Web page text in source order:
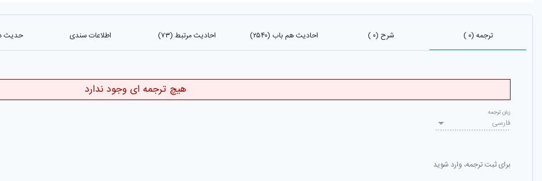
ترجمه (۰ ) شرح (۰ ) احادیث هم باب (۲۵۴۰) احادیث مرتبط (۷۳) اطلاعات سندی حدیث
هیچ ترجمه ای وجود ندارد
فارسی
زبان ترجمه
برای ثبت ترجمه، وارد شوید